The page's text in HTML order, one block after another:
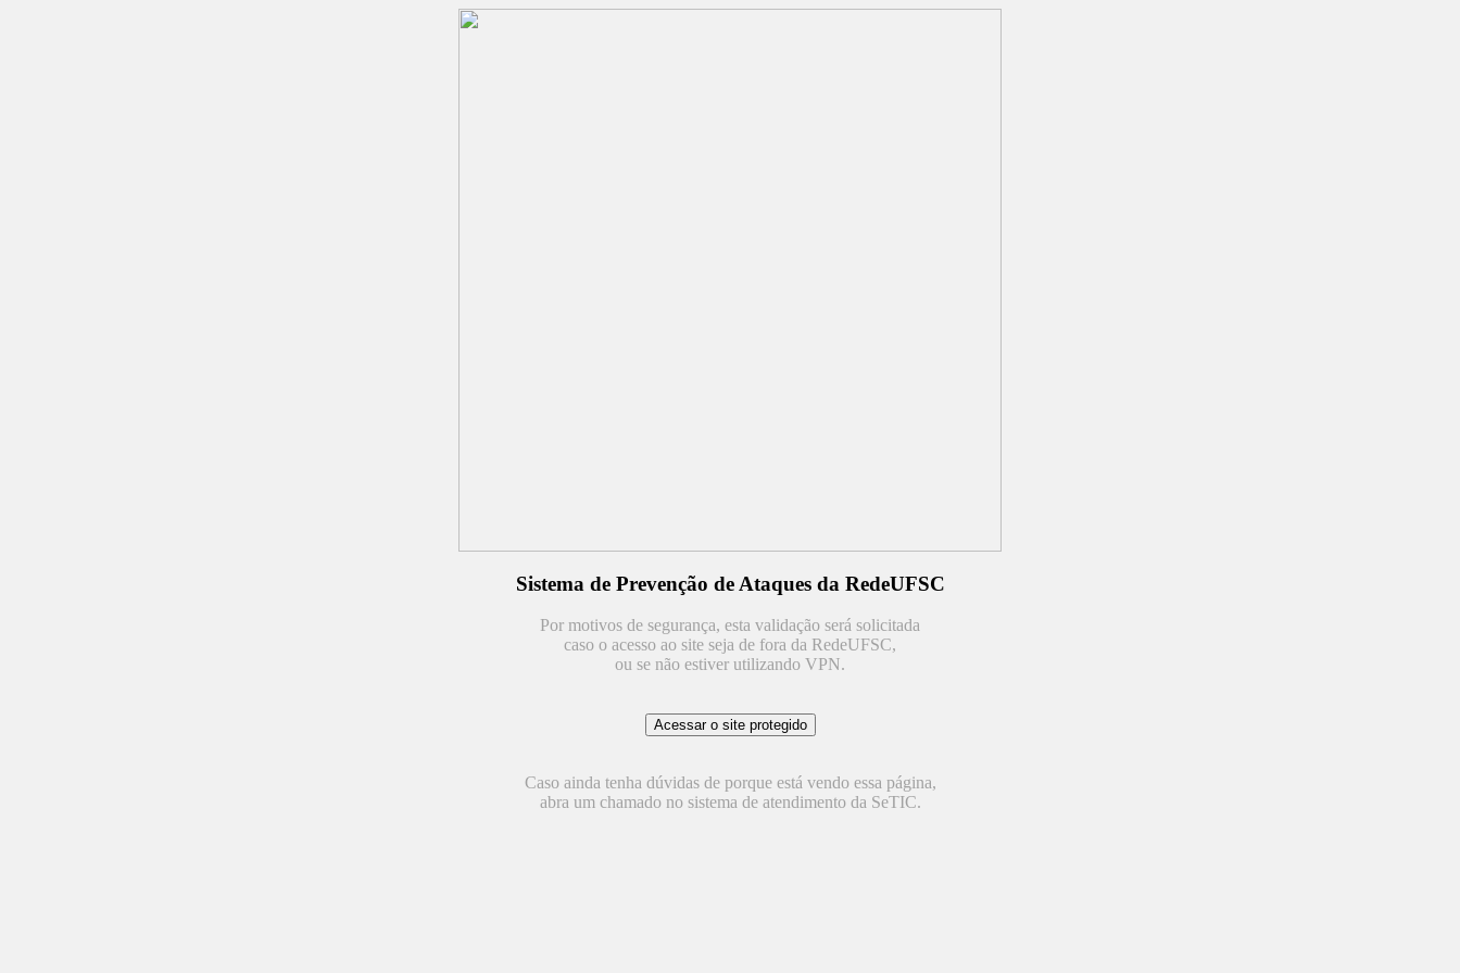
Sistema de Prevenção de Ataques da RedeUFSC
Por motivos de segurança, esta validação será solicitada
caso o acesso ao site seja de fora da RedeUFSC,
ou se não estiver utilizando VPN.
Caso ainda tenha dúvidas de porque está vendo essa página,
abra um chamado no sistema de atendimento da SeTIC.